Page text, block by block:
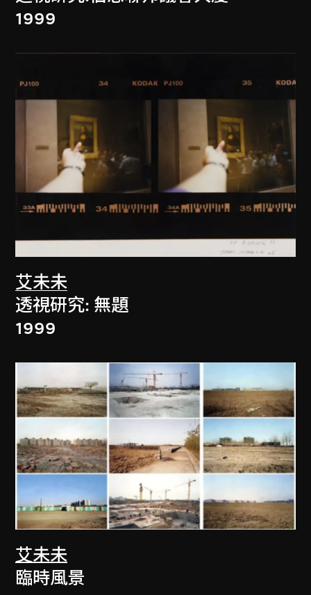
1999
艾未未
透視研究: 無題
1999
艾未未
臨時風景